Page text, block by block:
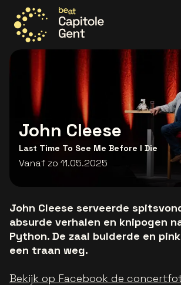
Ga naar de homepage
John Cleese
Last Time To See Me Before I Die
Vanaf zo 11.05.2025
John Cleese serveerde
absurde verhalen en knipogen
Python. De zaal bulderde en
een traan weg.
Bekijk op Facebook de